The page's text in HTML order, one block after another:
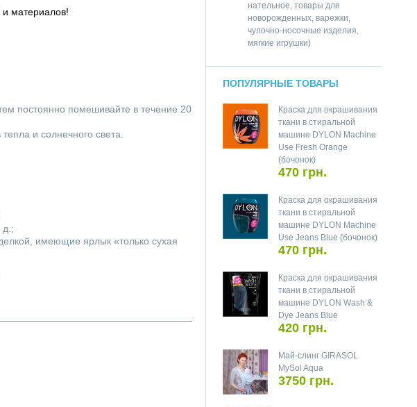
материалов!
постоянно помешивайте в течение 20
и солнечного света.
д.;
имеющие ярлык «только сухая
нательное, товары для
новорожденных, варежки,
чулочно-носочные изделия,
мягкие игрушки)
ПОПУЛЯРНЫЕ ТОВАРЫ
Краска для окрашивания
ткани в стиральной
машине DYLON Machine
Use Fresh Orange
(бочонок)
470 грн.
Краска для окрашивания
ткани в стиральной
машине DYLON Machine
Use Jeans Blue (бочонок)
470 грн.
Краска для окрашивания
ткани в стиральной
машине DYLON Wash &
Dye Jeans Blue
420 грн.
Май-слинг GIRASOL
MySol Aqua
3750 грн.